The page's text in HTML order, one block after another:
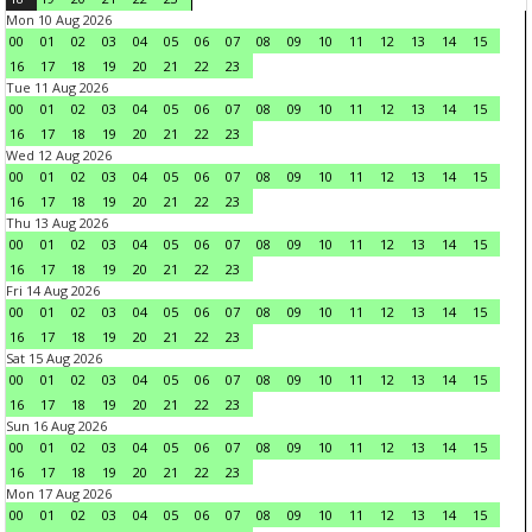
Mon 10 Aug 2026
00
01 02 03 04 05 06 07 08 09 10 11 12 13 14
15
16
17 18 19 20 21 22
23
Tue 11 Aug 2026
00
01 02 03 04 05 06 07 08 09 10 11 12 13 14
15
16
17 18 19 20 21 22
23
Wed 12 Aug 2026
00
01 02 03 04 05 06 07 08 09 10 11 12 13 14
15
16
17 18 19 20 21 22
23
Thu 13 Aug 2026
00
01 02 03 04 05 06 07 08 09 10 11 12 13 14
15
16
17 18 19 20 21 22
23
Fri 14 Aug 2026
00
01 02 03 04 05 06 07 08 09 10 11 12 13 14
15
16
17 18 19 20 21 22
23
Sat 15 Aug 2026
00
01 02 03 04 05 06 07 08 09 10 11 12 13 14
15
16
17 18 19 20 21 22
23
Sun 16 Aug 2026
00
01 02 03 04 05 06 07 08 09 10 11 12 13 14
15
16
17 18 19 20 21 22
23
Mon 17 Aug 2026
00
01 02 03 04 05 06 07 08 09 10 11 12 13 14
15